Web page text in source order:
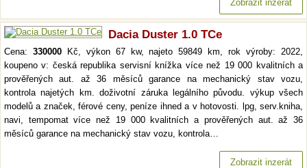
Zobrazit inzerát
Dacia Duster 1.0 TCe
Cena: 330000Kč, výkon 67 kw, najeto 59849 km, rok výroby: 2022,
koupeno v: česká republika servisní knížka více než 19 000 kvalitních a
prověřených aut. až 36 měsíců garance na mechanický stav vozu,
kontrola najetých km. doživotní záruka legálního původu. výkup všech
modelů a značek, férové ceny, peníze ihned a v hotovosti. lpg, serv.kniha,
navi, tempomat více než 19 000 kvalitních a prověřených aut. až 36
měsíců garance na mechanický stav vozu, kontrola…
Zobrazit inzerát